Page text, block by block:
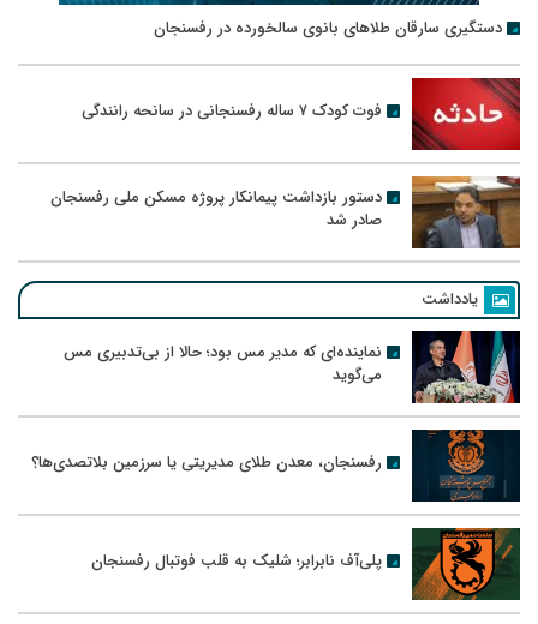
دستگیری سارقان طلاهای بانوی سالخورده در رفسنجان
فوت کودک ۷ ساله رفسنجانی در سانحه رانندگی
دستور بازداشت پیمانکار پروژه مسکن ملی رفسنجان
صادر شد
یادداشت
نماینده‌ای که مدیر مس بود؛ حالا از بی‌تدبیری مس
می‌گوید
رفسنجان، معدن طلای مدیریتی یا سرزمین بلاتصدی‌ها؟
پلی‌آف نابرابر؛ شلیک به قلب فوتبال رفسنجان